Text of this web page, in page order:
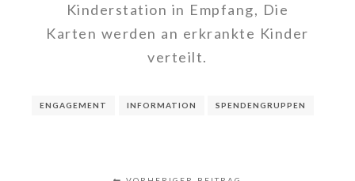
Kinderstation in Empfang, Die
Karten werden an erkrankte Kinder
verteilt.
ENGAGEMENT INFORMATION SPENDENGRUPPEN